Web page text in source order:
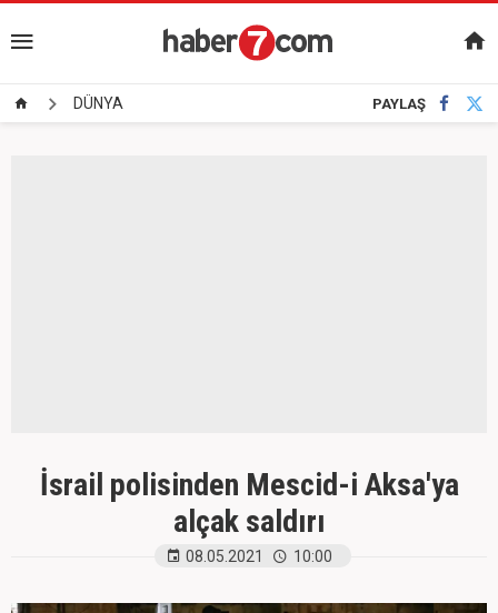
DÜNYA PAYLAŞ
İsrail polisinden Mescid-i Aksa'ya
alçak saldırı
08.05.2021 10:00